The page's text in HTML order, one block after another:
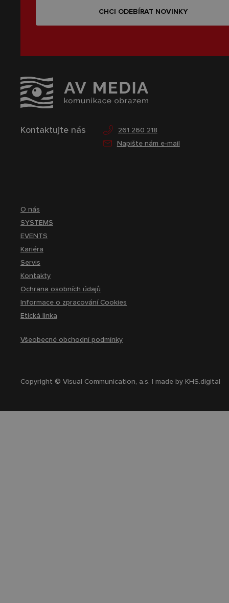
Kontaktujte nás
261 260 218
Napište nám e-mail
CHCI ODEBÍRAT NOVINKY
O nás
SYSTEMS
EVENTS
Kariéra
Servis
Kontakty
Ochrana osobních údajů
Informace o zpracování Cookies
Etická linka
Všeobecné obchodní podmínky
Copyright © Visual Communication, a.s. | made byKHS.digital